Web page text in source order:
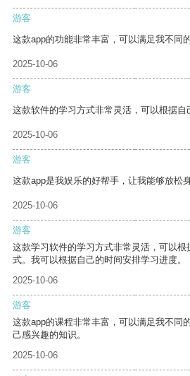
游客
这款app的功能非常丰富，可以满足我不同
2025-10-06
游客
这款软件的学习方式非常灵活，可以根据自
2025-10-06
游客
这款app是我娱乐的好帮手，让我能够放松
2025-10-06
游客
这款学习软件的学习方式非常灵活，可以
式。我可以根据自己的时间安排学习进度。
2025-10-06
游客
这款app的课程非常丰富，可以满足我不同
己感兴趣的知识。
2025-10-06